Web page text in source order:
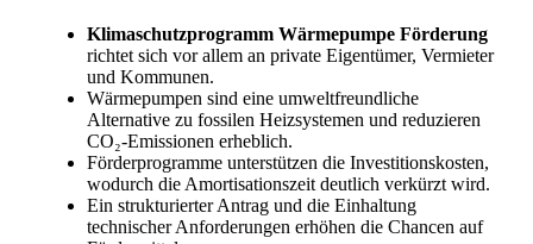
Klimaschutzprogramm Wärmepumpe Förderung
richtet sich vor allem an private Eigentümer, Vermieter
und Kommunen.
Wärmepumpen sind eine umweltfreundliche
Alternative zu fossilen Heizsystemen und reduzieren
CO₂-Emissionen erheblich.
Förderprogramme unterstützen die Investitionskosten,
wodurch die Amortisationszeit deutlich verkürzt wird.
Ein strukturierter Antrag und die Einhaltung
technischer Anforderungen erhöhen die Chancen auf